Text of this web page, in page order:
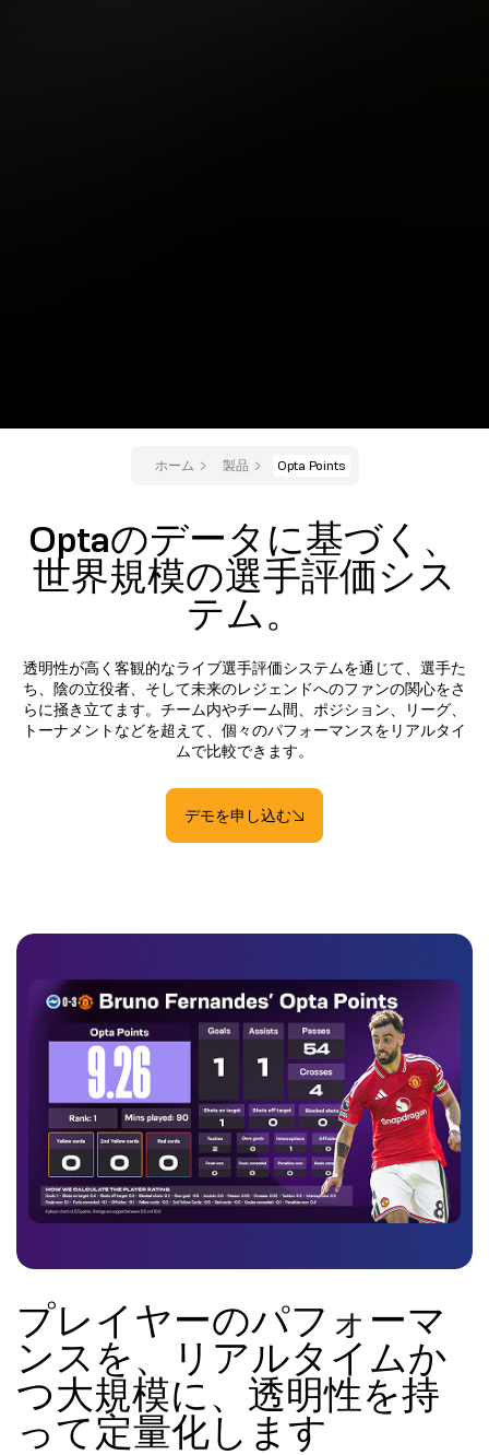
ホーム 製品 Opta Points
Optaのデータに基づく、
世界規模の選手評価シス
テム。
透明性が高く客観的なライブ選手評価システムを通じて、選手た
ち、陰の立役者、そして未来のレジェンドへのファンの関心をさ
らに掻き立てます。チーム内やチーム間、ポジション、リーグ、
トーナメントなどを超えて、個々のパフォーマンスをリアルタイ
ムで比較できます。
デモを申し込む
プレイヤーのパフォーマ
ンスを、リアルタイムか
つ大規模に、透明性を持
って定量化します